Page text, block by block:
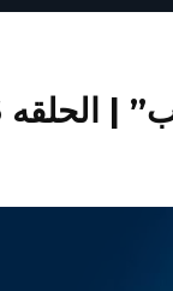
| الحلقه 6